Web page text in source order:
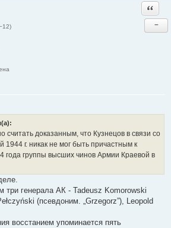
−
считать доказанным, что Кузнецов в связи со
1944 г. никак не мог быть причастным к
года группы высших чинов Армии Краевой в
три генерала АК - Tadeusz Komorowski
(псевдоним. „Grzegorz”), Leopold
восстанием упоминается пять